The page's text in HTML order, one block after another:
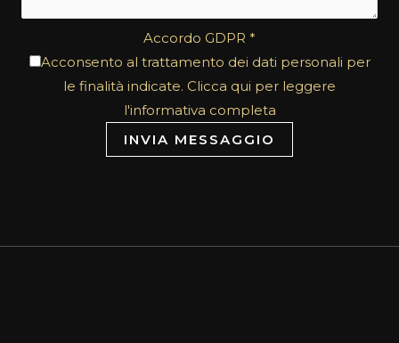
Accordo GDPR *
Acconsento al trattamento dei dati personali per
le finalità indicate. Clicca qui per leggere
l'informativa completa
INVIA MESSAGGIO